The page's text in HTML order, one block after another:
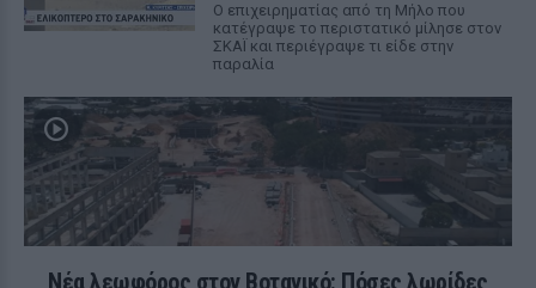
Ο επιχειρηματίας από τη Μήλο που
κατέγραψε το περιστατικό μίλησε στον
ΣΚΑΪ και περιέγραψε τι είδε στην
παραλία
Νέα λεωφόρος στον Βοτανικό: Πόσες λωρίδες